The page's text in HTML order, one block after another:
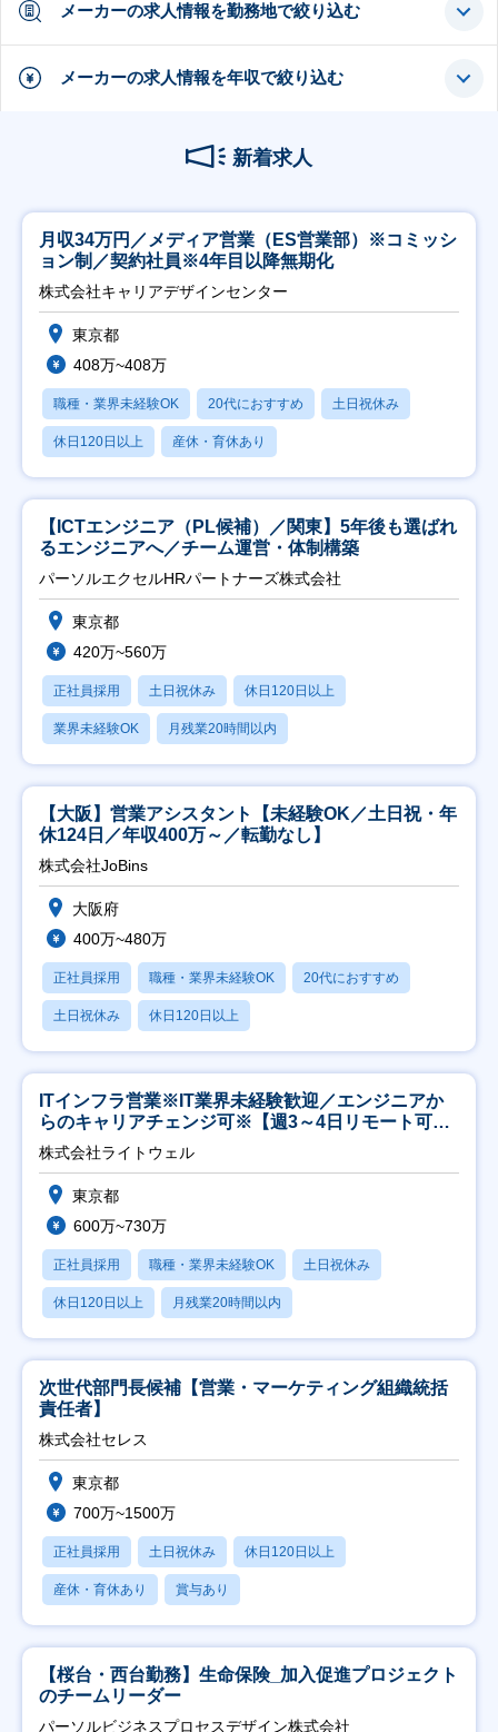
メーカーの求人情報を勤務地で絞り込む
メーカーの求人情報を年収で絞り込む
新着求人
月収34万円／メディア営業（ES営業部）※コミッシ
ョン制／契約社員※4年目以降無期化
株式会社キャリアデザインセンター
東京都
408万~408万
職種・業界未経験OK 20代におすすめ 土日祝休み
休日120日以上 産休・育休あり
【ICTエンジニア（PL候補）／関東】5年後も選ばれ
るエンジニアへ／チーム運営・体制構築
パーソルエクセルHRパートナーズ株式会社
東京都
420万~560万
正社員採用 土日祝休み 休日120日以上
業界未経験OK 月残業20時間以内
【大阪】営業アシスタント【未経験OK／土日祝・年
休124日／年収400万～／転勤なし】
株式会社JoBins
大阪府
400万~480万
正社員採用 職種・業界未経験OK 20代におすすめ
土日祝休み 休日120日以上
ITインフラ営業※IT業界未経験歓迎／エンジニアか
らのキャリアチェンジ可※【週3～4日リモート可
能】
株式会社ライトウェル
東京都
600万~730万
正社員採用 職種・業界未経験OK 土日祝休み
休日120日以上 月残業20時間以内
次世代部門長候補【営業・マーケティング組織統括
責任者】
株式会社セレス
東京都
700万~1500万
正社員採用 土日祝休み 休日120日以上
産休・育休あり 賞与あり
【桜台・西台勤務】生命保険_加入促進プロジェクト
のチームリーダー
パーソルビジネスプロセスデザイン株式会社